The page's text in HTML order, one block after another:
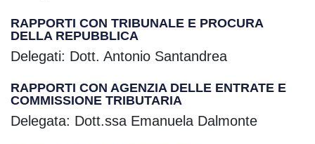
RAPPORTI CON TRIBUNALE E PROCURA
DELLA REPUBBLICA
Delegati: Dott. Antonio Santandrea
RAPPORTI CON AGENZIA DELLE ENTRATE E
COMMISSIONE TRIBUTARIA
Delegata: Dott.ssa Emanuela Dalmonte